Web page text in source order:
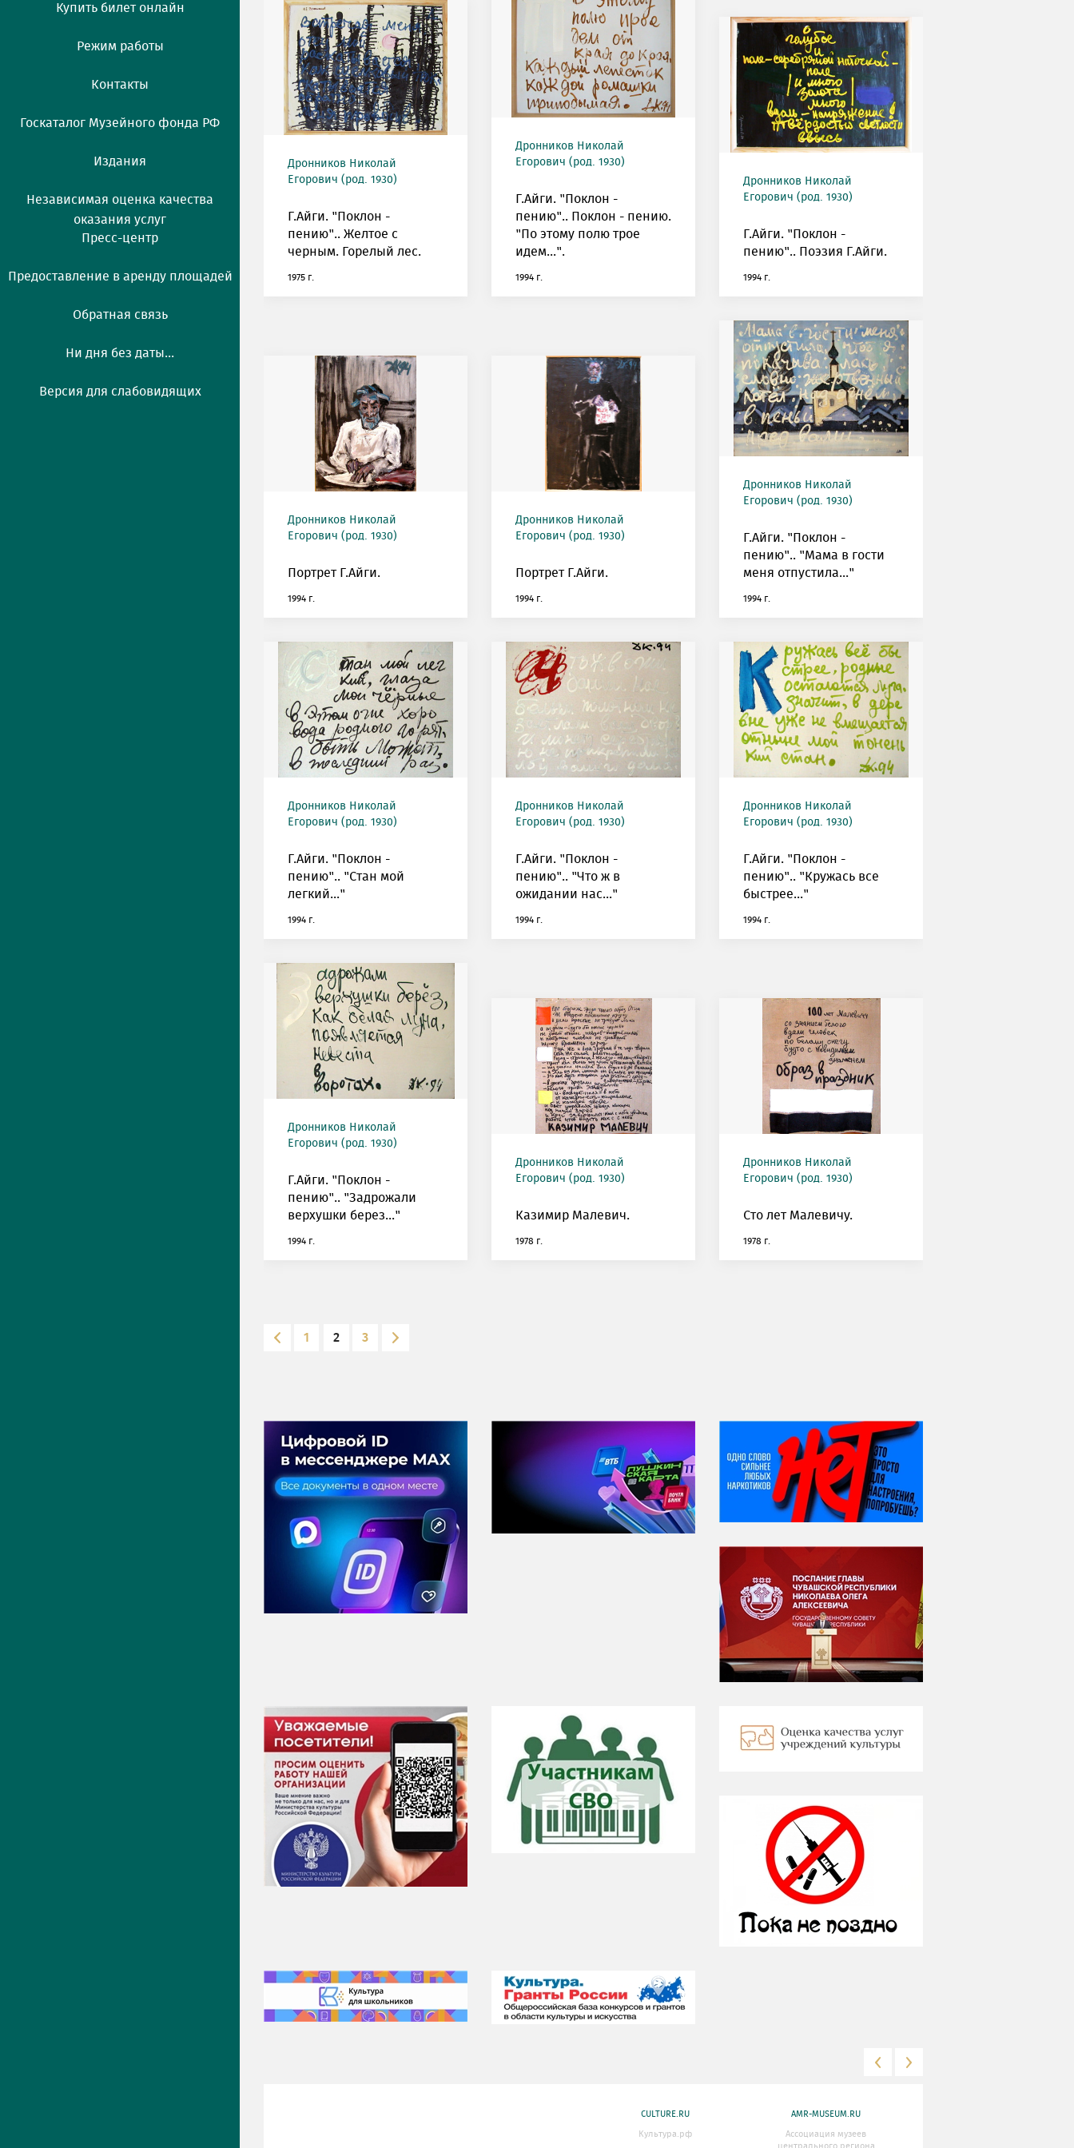
Купить билет онлайн
Режим работы
Контакты
Госкаталог Музейного фонда РФ
Издания
Независимая оценка качества
оказания услуг
Пресс-центр
Предоставление в аренду площадей
Обратная связь
Ни дня без даты...
Версия для слабовидящих
Дронников Николай
Егорович (род. 1930)
Г.Айги. "Поклон -
пению".. Желтое с
черным. Горелый лес.
1975 г.
Дронников Николай
Егорович (род. 1930)
Г.Айги. "Поклон -
пению".. Поклон - пению.
"По этому полю трое
идем...".
1994 г.
Дронников Николай
Егорович (род. 1930)
Г.Айги. "Поклон -
пению".. Поэзия Г.Айги.
1994 г.
Дронников Николай
Егорович (род. 1930)
Портрет Г.Айги.
1994 г.
Дронников Николай
Егорович (род. 1930)
Портрет Г.Айги.
1994 г.
Дронников Николай
Егорович (род. 1930)
Г.Айги. "Поклон -
пению".. "Мама в гости
меня отпустила..."
1994 г.
Дронников Николай
Егорович (род. 1930)
Г.Айги. "Поклон -
пению".. "Стан мой
легкий..."
1994 г.
Дронников Николай
Егорович (род. 1930)
Г.Айги. "Поклон -
пению".. "Что ж в
ожидании нас..."
1994 г.
Дронников Николай
Егорович (род. 1930)
Г.Айги. "Поклон -
пению".. "Кружась все
быстрее..."
1994 г.
Дронников Николай
Егорович (род. 1930)
Г.Айги. "Поклон -
пению".. "Задрожали
верхушки берез..."
1994 г.
Дронников Николай
Егорович (род. 1930)
Казимир Малевич.
1978 г.
Дронников Николай
Егорович (род. 1930)
Сто лет Малевичу.
1978 г.
1 2 3
НИ ДНЯ БЕЗ ДАТЫ...
07 августа
Я встретил вас – и
всё былое...
CULTURE.RU
Культура.рф
AMR-MUSEUM.RU
Ассоциация музеев
центрального региона